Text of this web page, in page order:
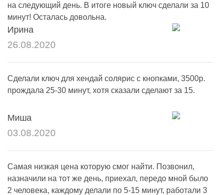
на следующий день. В итоге новый ключ сделали за 10
минут! Осталась довольна.
Ирина
26.08.2020
Сделали ключ для хендай солярис с кнопками, 3500р.
прождала 25-30 минут, хотя сказали сделают за 15.
Миша
03.08.2020
Самая низкая цена которую смог найти. Позвонил,
назначили на тот же день, приехал, передо мной было
2 человека, каждому делали по 5-15 минут, работали 3